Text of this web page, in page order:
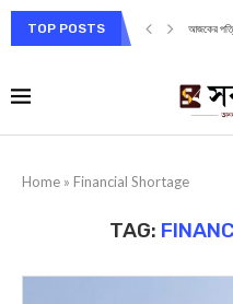
TOP POSTS আজকের
Home » Financial Shortage
TAG: